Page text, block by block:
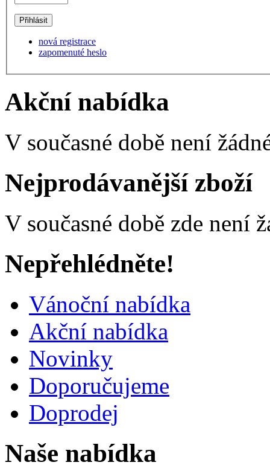
nová registrace
zapomenuté heslo
Akční nabídka
V současné době není
Nejprodávanější zboží
V současné době zde není
Nepřehlédněte!
Vánoční nabídka
Akční nabídka
Novinky
Doporučujeme
Doprodej
Naše nabídka